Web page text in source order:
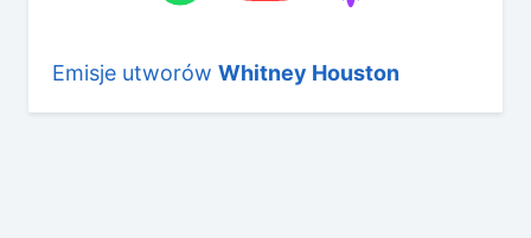
Emisje utworów Whitney Houston